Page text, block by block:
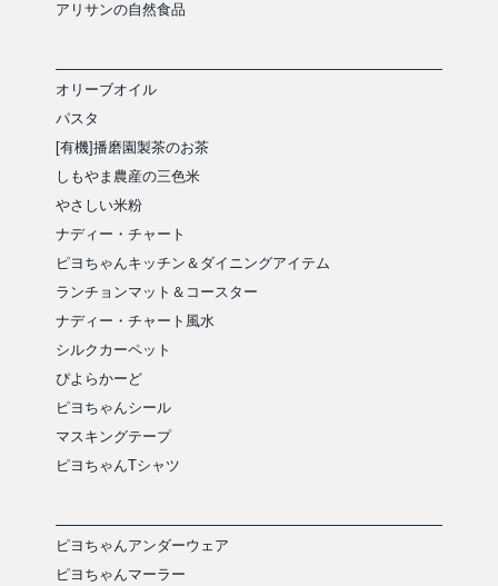
アリサンの自然食品
オリーブオイル
パスタ
[有機]播磨園製茶のお茶
しもやま農産の三色米
やさしい米粉
ナディー・チャート
ピヨちゃんキッチン＆ダイニングアイテム
ランチョンマット＆コースター
ナディー・チャート風水
シルクカーペット
ぴよらかーど
ピヨちゃんシール
マスキングテープ
ピヨちゃんTシャツ
ピヨちゃんアンダーウェア
ピヨちゃんマーラー